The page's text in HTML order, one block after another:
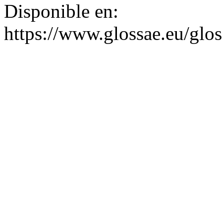
Disponible en:
https://www.glossae.eu/